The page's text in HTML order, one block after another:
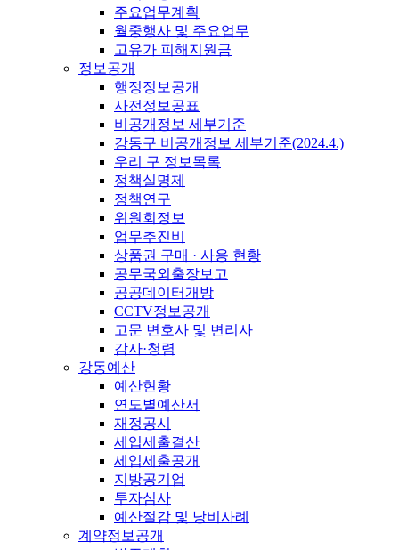
주요업무계획
월중행사 및 주요업무
고유가 피해지원금
정보공개
행정정보공개
사전정보공표
비공개정보 세부기준
강동구 비공개정보 세부기준(2024.4.)
우리 구 정보목록
정책실명제
정책연구
위원회정보
업무추진비
상품권 구매 · 사용 현황
공무국외출장보고
공공데이터개방
CCTV정보공개
고문 변호사 및 변리사
감사·청렴
강동예산
예산현황
연도별예산서
재정공시
세입세출결산
세입세출공개
지방공기업
투자심사
예산절감 및 낭비사례
계약정보공개